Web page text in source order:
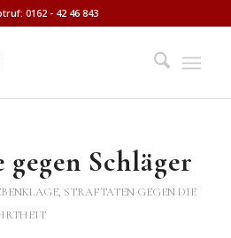
0162 - 42 46 843
gegen Schläger
, STRAFTATEN GEGEN DIE